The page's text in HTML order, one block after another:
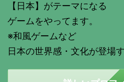
【日本】がテーマになる
ゲームをやってます。
※和風ゲームなど
日本の世界感・文化が登場